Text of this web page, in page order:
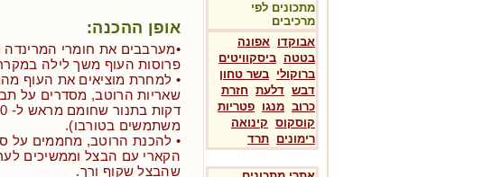
מתכונים לפי
מרכיבים
אבוקדו אפונה
בטטה ביסקוויטים
ברוקולי בשר טחון
דבש דלעת חזרת
כרוב מנגו פטריות
קוסקוס קינואה
רימונים תרד
אופן ההכנה:
•מערבבים את חומרי
פרוסות העוף משך לילה
• למחרת מוציאים את העוף
משתמשים בטורבו).
• להכנת הרוטב, מחממים על
הקארי עם הבצל וממשיכים
שהבצל שקוף ורך.